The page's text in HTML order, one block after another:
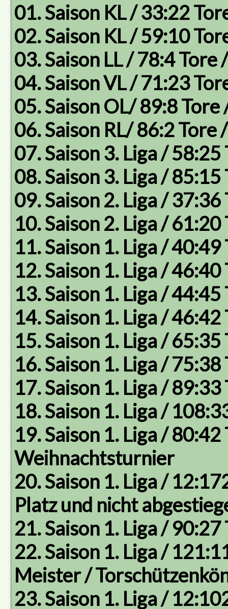
01. Saison KL / 33:22
02. Saison KL / 59:10
03. Saison LL / 78:4
04. Saison VL / 71:23
05. Saison OL/ 89:8
06. Saison RL/ 86:2 Tore
07. Saison 3. Liga /
08. Saison 3. Liga /
09. Saison 2. Liga /
10. Saison 2. Liga /
11. Saison 1. Liga /
12. Saison 1. Liga /
13. Saison 1. Liga /
14. Saison 1. Liga /
15. Saison 1. Liga /
16. Saison 1. Liga /
17. Saison 1. Liga /
18. Saison 1. Liga /
19. Saison 1. Liga /
Weihnachtsturnier
20. Saison 1. Liga /
Platz und nicht
21. Saison 1. Liga /
22. Saison 1. Liga /
Meister /
23. Saison 1. Liga /